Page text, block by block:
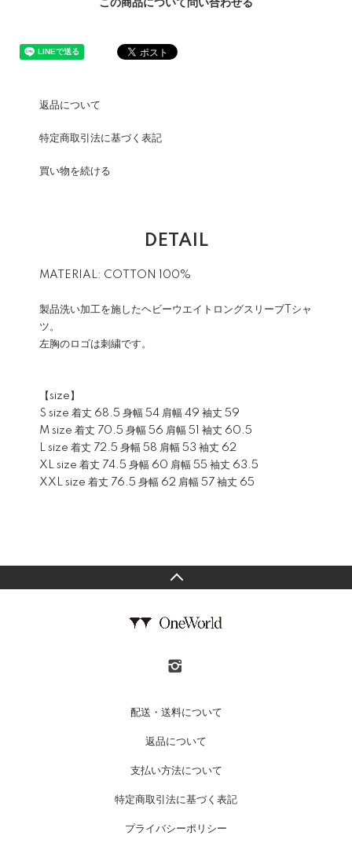
この商品について問い合わせる
返品について
特定商取引法に基づく表記
買い物を続ける
DETAIL
MATERIAL: COTTON 100%
製品洗い加工を施したヘビーウエイトロングスリーブTシャ
ツ。
左胸のロゴは刺繍です。
【size】
S size 着丈 68.5 身幅 54 肩幅 49 袖丈 59
M size 着丈 70.5 身幅 56 肩幅 51 袖丈 60.5
L size 着丈 72.5 身幅 58 肩幅 53 袖丈 62
XL size 着丈 74.5 身幅 60 肩幅 55 袖丈 63.5
XXL size 着丈 76.5 身幅 62 肩幅 57 袖丈 65
配送・送料について
返品について
支払い方法について
特定商取引法に基づく表記
プライバシーポリシー